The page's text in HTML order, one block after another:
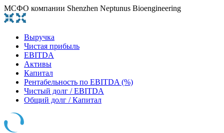
МСФО компании Shenzhen Neptunus Bioengineering
Выручка
Чистая прибыль
EBITDA
Активы
Капитал
Рентабельность по EBITDA (%)
Чистый долг / EBITDA
Общий долг / Капитал